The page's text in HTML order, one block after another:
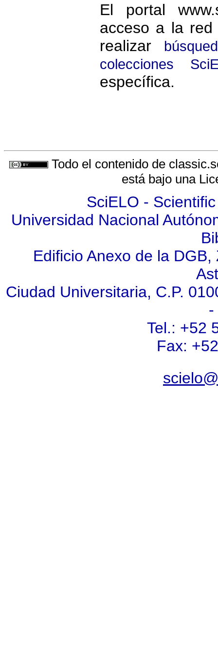
El portal
acceso a la
realizar
colecciones
específica.
Todo el contenido de
está bajo una
SciELO -
Universidad Nacional
Edificio Anexo de la
Ciudad Universitaria, C.P.
-
Tel.: +52
Fax: